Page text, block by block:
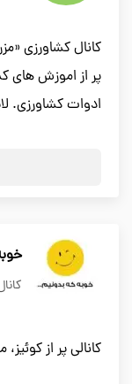
کانال کشاورزی
پر از اموزش های
ادوات کشاورزی.
کانالی پر از